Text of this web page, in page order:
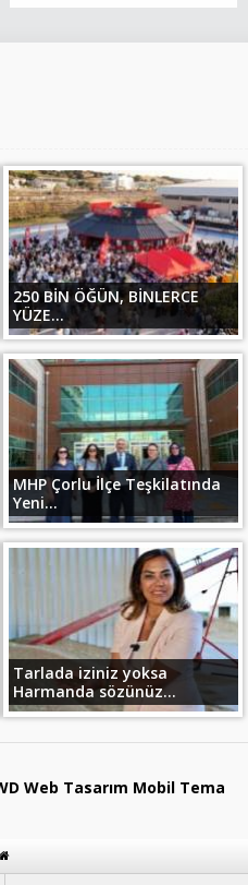
250 BİN ÖĞÜN, BİNLERCE
YÜZE...
MHP Çorlu İlçe Teşkilatında
Yeni...
Tarlada iziniz yoksa
Harmanda sözünüz...
Web Tasarım Mobil Tema